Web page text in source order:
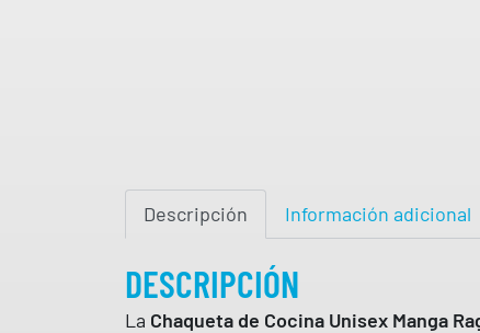
Descripción Información adicional
DESCRIPCIÓN
La Chaqueta de Cocina Unisex Manga